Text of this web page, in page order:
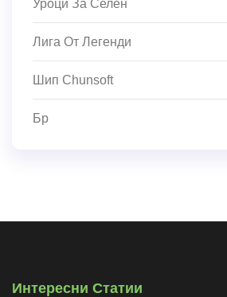
Уроци За Селен
Лига От Легенди
Шип Chunsoft
Бр
Интересни Статии